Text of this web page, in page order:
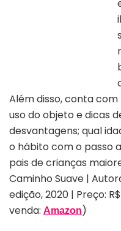
Além disso, conta
uso do objeto e dicas
desvantagens; qual
o hábito com o passo
pais de crianças
Caminho Suave |
edição, 2020 | Preço:
venda: Amazon)